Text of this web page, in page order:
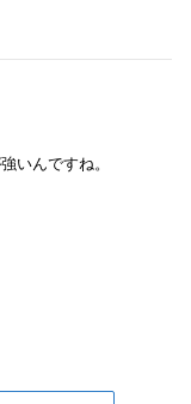
いんですね。